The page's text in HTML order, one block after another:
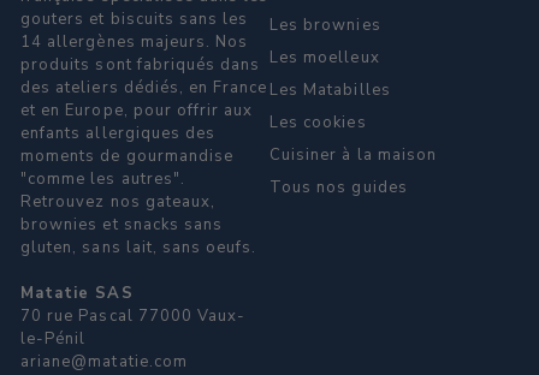
gouters et biscuits sans les
14 allergènes majeurs. Nos
produits sont fabriqués dans
des ateliers dédiés, en France
et en Europe, pour offrir aux
enfants allergiques des
moments de gourmandise
"comme les autres".
Retrouvez nos gateaux,
brownies et snacks sans
gluten, sans lait, sans oeufs.
Matatie SAS
70 rue Pascal 77000 Vaux-
le-Pénil
ariane@matatie.com
Les brownies
Les moelleux
Les Matabilles
Les cookies
Cuisiner à la maison
Tous nos guides